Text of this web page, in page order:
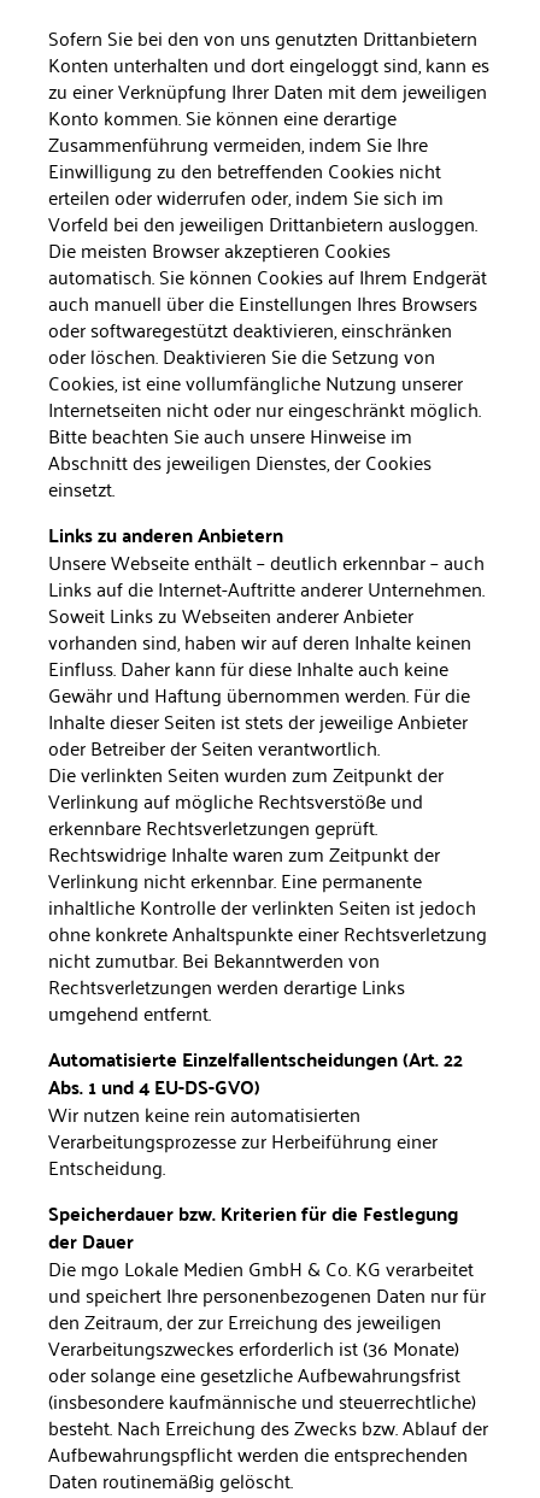
Sofern Sie bei den von uns genutzten Drittanbietern
Konten unter­halten und dort eingeloggt sind, kann es
zu einer Verknüpfung Ihrer Daten mit dem jeweiligen
Konto kommen. Sie können eine der­artige
Zusammenführung vermeiden, indem Sie Ihre
Einwilligung zu den betreffenden Cookies nicht
erteilen oder widerrufen oder, indem Sie sich im
Vorfeld bei den jeweiligen Drittanbietern aus­loggen.
Die meisten Browser akzeptieren Cookies
automatisch. Sie können Cookies auf Ihrem Endgerät
auch manuell über die Einstellungen Ihres Browsers
oder softwaregestützt deaktivieren, einschränken
oder löschen. Deaktivieren Sie die Setzung von
Cookies, ist eine vollumfängliche Nutzung unserer
Internetseiten nicht oder nur ein­geschränkt möglich.
Bitte beachten Sie auch unsere Hinweise im
Abschnitt des jeweili­gen Dienstes, der Cookies
einsetzt.
Links zu anderen Anbietern
Unsere Webseite enthält – deutlich er­kennbar – auch
Links auf die Internet-Auftritte anderer Unterneh­men.
Soweit Links zu Webseiten anderer Anbieter
vorhanden sind, haben wir auf deren Inhalte keinen
Einfluss. Daher kann für diese Inhalte auch keine
Gewähr und Haftung übernommen werden. Für die
Inhalte dieser Seiten ist stets der jeweilige Anbieter
oder Betrei­ber der Seiten verantwortlich.
Die verlinkten Seiten wurden zum Zeitpunkt der
Verlinkung auf mögliche Rechtsverstöße und
erkennbare Rechtsverletzungen ge­prüft.
Rechtswidrige Inhalte waren zum Zeitpunkt der
Verlinkung nicht erkennbar. Eine permanente
inhaltliche Kontrolle der verlink­ten Seiten ist jedoch
ohne konkrete Anhaltspunkte einer Rechtsver­letzung
nicht zumutbar. Bei Bekanntwerden von
Rechtsverletzun­gen werden derartige Links
umgehend entfernt.
Automatisierte Einzelfallentscheidungen (Art. 22
Abs. 1 und 4 EU-DS-GVO)
Wir nutzen keine rein automatisierten
Verarbeitungsprozesse zur Herbeiführung einer
Entscheidung.
Speicherdauer bzw. Kriterien für die Festlegung
der Dauer
Die mgo Lokale Medien GmbH & Co. KG verarbeitet
und spei­chert Ihre personenbezogenen Daten nur für
den Zeitraum, der zur Erreichung des jeweiligen
Verarbeitungszweckes erforder­lich ist (36 Monate)
oder solange eine gesetzliche Aufbewah­rungsfrist
(insbesondere kaufmännische und steuerrechtliche)
besteht. Nach Erreichung des Zwecks bzw. Ablauf der
Aufbe­wahrungspflicht werden die entsprechenden
Daten routine­mäßig gelöscht.